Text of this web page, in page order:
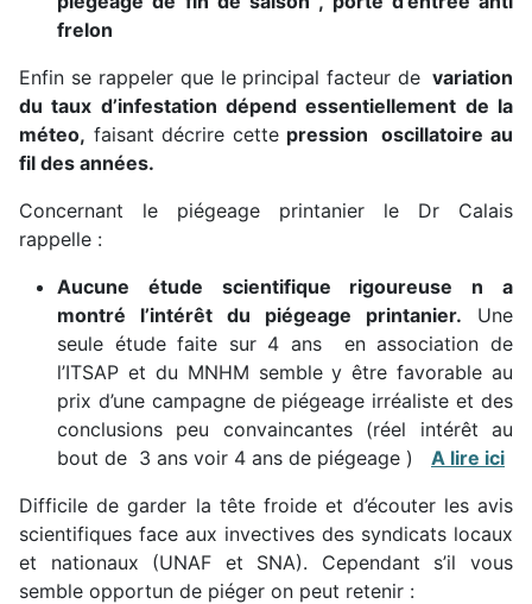
frelon
Enfin se rappeler que le principal facteur de variation
du taux d’infestation dépend essentiellement de la
méteo, faisant décrire cette pression oscillatoire au
fil des années.
Concernant le piégeage printanier le Dr Calais
rappelle :
Aucune étude scientifique rigoureuse n a
montré l’intérêt du piégeage printanier. Une
seule étude faite sur 4 ans en association de
l’ITSAP et du MNHM semble y être favorable au
prix d’une campagne de piégeage irréaliste et des
conclusions peu convaincantes (réel intérêt au
bout de 3 ans voir 4 ans de piégeage ) A lire ici
Difficile de garder la tête froide et d’écouter les avis
scientifiques face aux invectives des syndicats locaux
et nationaux (UNAF et SNA). Cependant s’il vous
semble opportun de piéger on peut retenir :